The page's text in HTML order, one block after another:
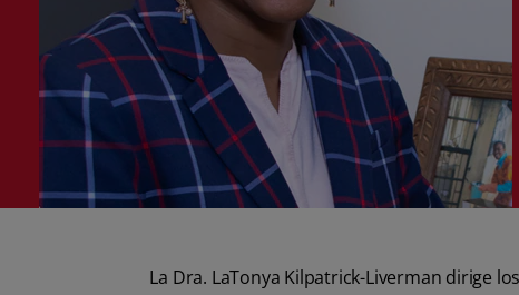
La Dra. LaTonya Kilpatrick-Liverman dirige